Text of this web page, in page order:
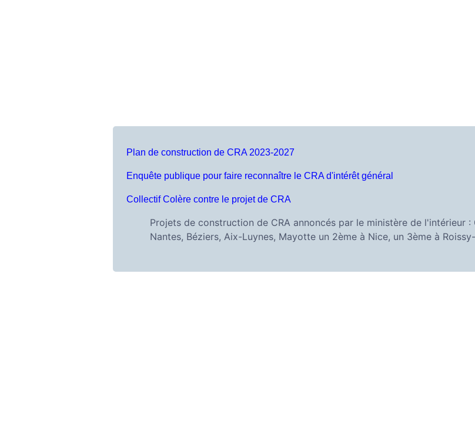
Plan de construction de CRA 2023-2027
Enquête publique pour faire reconnaître le CRA d'intérêt général
Collectif Colère contre le projet de CRA
Projets de construction de CRA annoncés par le ministère de l'intérieur :
Nantes, Béziers, Aix-Luynes, Mayotte un 2ème à Nice, un 3ème à